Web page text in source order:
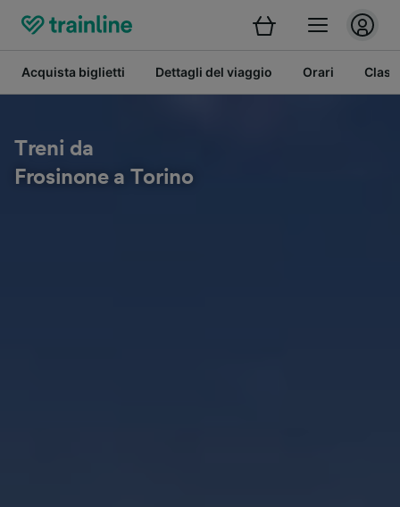
Acquista biglietti Dettagli del viaggio Orari
Treni da
Frosinone a Torino